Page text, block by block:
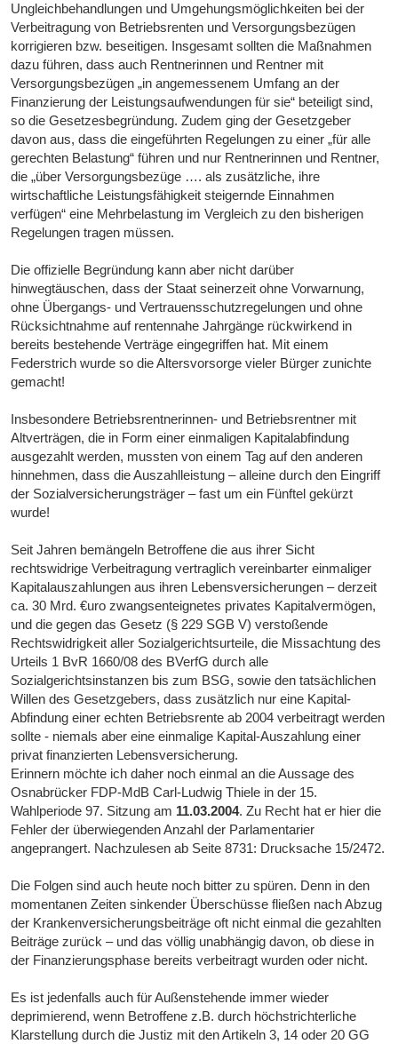
Ungleichbehandlungen und Umgehungsmöglichkeiten bei der
Verbeitragung von Betriebsrenten und Versorgungsbezügen
korrigieren bzw. beseitigen. Insgesamt sollten die Maßnahmen
dazu führen, dass auch Rentnerinnen und Rentner mit
Versorgungsbezügen „in angemessenem Umfang an der
Finanzierung der Leistungsaufwendungen für sie“ beteiligt sind,
so die Gesetzesbegründung. Zudem ging der Gesetzgeber
davon aus, dass die eingeführten Regelungen zu einer „für alle
gerechten Belastung“ führen und nur Rentnerinnen und Rentner,
die „über Versorgungsbezüge …. als zusätzliche, ihre
wirtschaftliche Leistungsfähigkeit steigernde Einnahmen
verfügen“ eine Mehrbelastung im Vergleich zu den bisherigen
Regelungen tragen müssen.
Die offizielle Begründung kann aber nicht darüber
hinwegtäuschen, dass der Staat seinerzeit ohne Vorwarnung,
ohne Übergangs- und Vertrauensschutzregelungen und ohne
Rücksichtnahme auf rentennahe Jahrgänge rückwirkend in
bereits bestehende Verträge eingegriffen hat. Mit einem
Federstrich wurde so die Altersvorsorge vieler Bürger zunichte
gemacht!
Insbesondere Betriebsrentnerinnen- und Betriebsrentner mit
Altverträgen, die in Form einer einmaligen Kapitalabfindung
ausgezahlt werden, mussten von einem Tag auf den anderen
hinnehmen, dass die Auszahlleistung – alleine durch den Eingriff
der Sozialversicherungsträger – fast um ein Fünftel gekürzt
wurde!
Seit Jahren bemängeln Betroffene die aus ihrer Sicht
rechtswidrige Verbeitragung vertraglich vereinbarter einmaliger
Kapitalauszahlungen aus ihren Lebensversicherungen – derzeit
ca. 30 Mrd. €uro zwangsenteignetes privates Kapitalvermögen,
und die gegen das Gesetz (§ 229 SGB V) verstoßende
Rechtswidrigkeit aller Sozialgerichtsurteile, die Missachtung des
Urteils 1 BvR 1660/08 des BVerfG durch alle
Sozialgerichtsinstanzen bis zum BSG, sowie den tatsächlichen
Willen des Gesetzgebers, dass zusätzlich nur eine Kapital-
Abfindung einer echten Betriebsrente ab 2004 verbeitragt werden
sollte - niemals aber eine einmalige Kapital-Auszahlung einer
privat finanzierten Lebensversicherung.
Erinnern möchte ich daher noch einmal an die Aussage des
Osnabrücker FDP-MdB Carl-Ludwig Thiele in der 15.
Wahlperiode 97. Sitzung am 11.03.2004. Zu Recht hat er hier die
Fehler der überwiegenden Anzahl der Parlamentarier
angeprangert. Nachzulesen ab Seite 8731: Drucksache 15/2472.
Die Folgen sind auch heute noch bitter zu spüren. Denn in den
momentanen Zeiten sinkender Überschüsse fließen nach Abzug
der Krankenversicherungsbeiträge oft nicht einmal die gezahlten
Beiträge zurück – und das völlig unabhängig davon, ob diese in
der Finanzierungsphase bereits verbeitragt wurden oder nicht.
Es ist jedenfalls auch für Außenstehende immer wieder
deprimierend, wenn Betroffene z.B. durch höchstrichterliche
Klarstellung durch die Justiz mit den Artikeln 3, 14 oder 20 GG